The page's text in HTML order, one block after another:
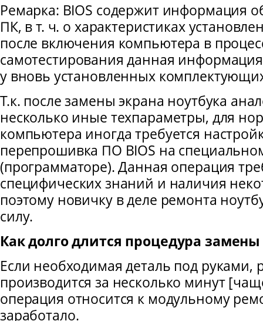
Ремарка: ВIOS содержит информация
ПК, в т. ч. о характеристиках
после включения компьютера в
самотестирования данная
у вновь установленных
Т.к. после замены экрана ноутбука
несколько иные техпараметры, для
компьютера иногда требуется
перепрошивка ПО BIOS на
(программаторе). Данная операция
специфических знаний и наличия
поэтому новичку в деле ремонта
силу.
Как долго длится процедура
Если необходимая деталь под руками,
производится за несколько минут
операция относится к модульному
заработало.